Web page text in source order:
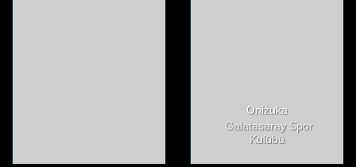
Onizuka
Galatasaray Spor
Kulübü